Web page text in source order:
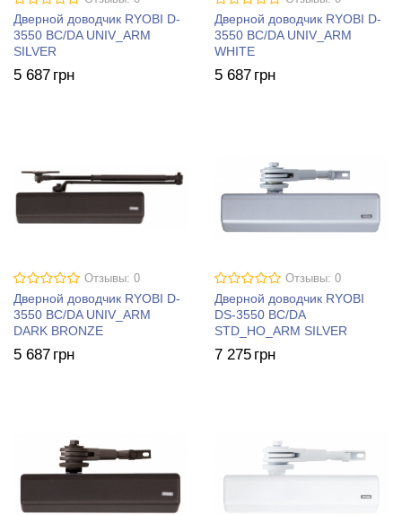
Дверной доводчик RYOBI D-
3550 BC/DA UNIV_ARM
SILVER
5 687 грн
Дверной доводчик RYOBI D-
3550 BC/DA UNIV_ARM
WHITE
5 687 грн
Отзывы: 0
Дверной доводчик RYOBI D-
3550 BC/DA UNIV_ARM
DARK BRONZE
5 687 грн
Отзывы: 0
Дверной доводчик RYOBI
DS-3550 BC/DA
STD_HO_ARM SILVER
7 275 грн